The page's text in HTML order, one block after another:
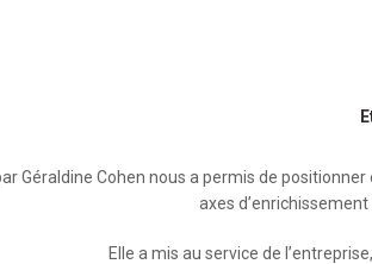
par Géraldine Cohen nous a permis de
axes
Elle a mis au service de